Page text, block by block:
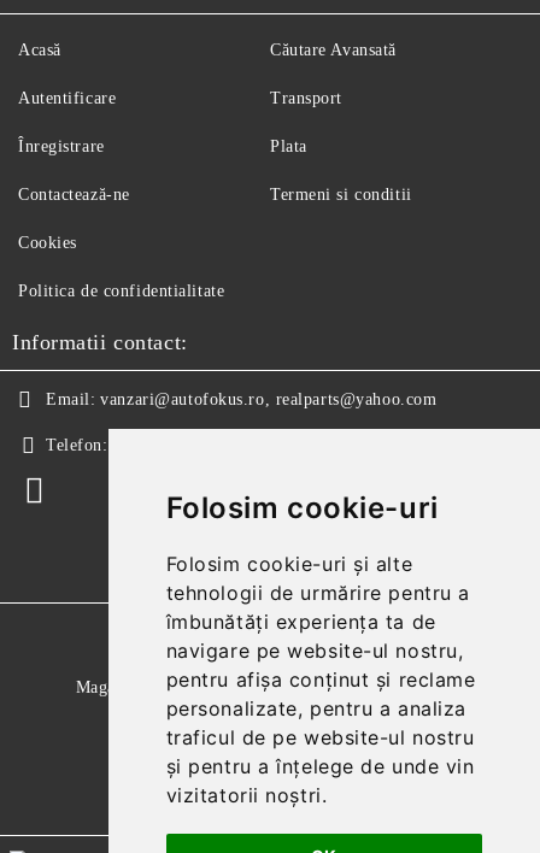
Folosim cookie-uri
Folosim cookie-uri și alte
tehnologii de urmărire pentru a
îmbunătăți experiența ta de
navigare pe website-ul nostru,
pentru afișa conținut și reclame
personalizate, pentru a analiza
traficul de pe website-ul nostru
și pentru a înțelege de unde vin
vizitatorii noștri.
Acasă
Autentificare
Înregistrare
Contactează-ne
Căutare Avansată
Transport
Plata
Termeni si conditii
Cookies
Politica de confidentialitate
Informatii contact:
Email: vanzari@autofokus.ro, realparts@yahoo.com
Telefon:
Magazinul nostru respecta 100% prevederile GDPR.
Citeste politica de confidentialitate
Informatiile mele personale